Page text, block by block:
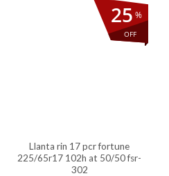
%
OFF
25
llanta rin 17 pcr fortune
225/65r17 102h at 50/50 fsr-
302